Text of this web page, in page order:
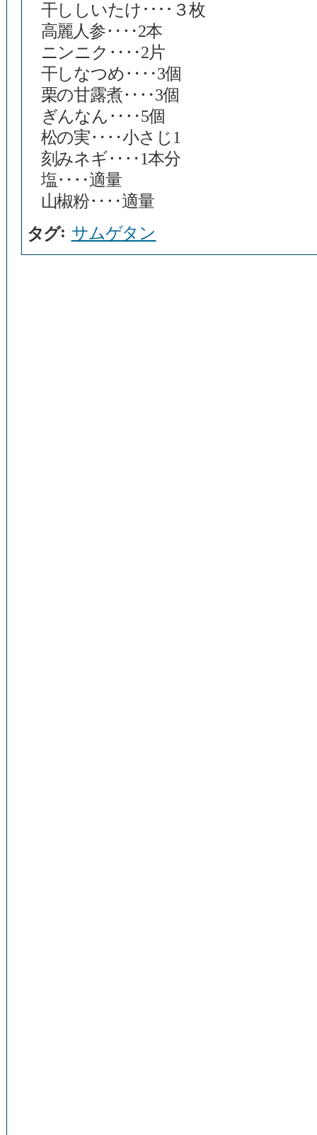
干ししいたけ････３枚
高麗人参‥‥2本
ニンニク‥‥2片
干しなつめ‥‥3個
栗の甘露煮‥‥3個
ぎんなん‥‥5個
松の実‥‥小さじ1
刻みネギ‥‥1本分
塩‥‥適量
山椒粉‥‥適量
タグ: サムゲタン